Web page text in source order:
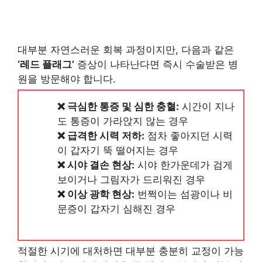
대부분 자연스러운 회복 과정이지만, 다음과 같은
‘레드 플래그’ 증상이 나타난다면 즉시 수술받은 병
원을 방문해야 합니다.
❌ 극심한 통증 및 심한 충혈: 시간이 지나
도 통증이 가라앉지 않는 경우
❌ 급격한 시력 저하: 점차 좋아지던 시력
이 갑자기 뚝 떨어지는 경우
❌ 시야 결손 현상: 시야 한가운데가 검게
보이거나 그림자가 드리워진 경우
❌ 이상 광학 현상: 번쩍이는 섬광이나 비
문증이 갑자기 심해진 경우
적절한 시기에 대처하면 대부분 충분히 교정이 가능